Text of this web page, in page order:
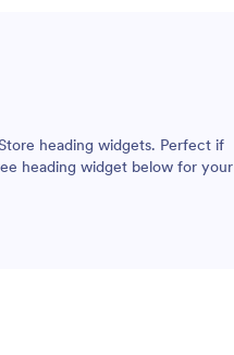
heading widgets. Perfect if
heading widget below for your